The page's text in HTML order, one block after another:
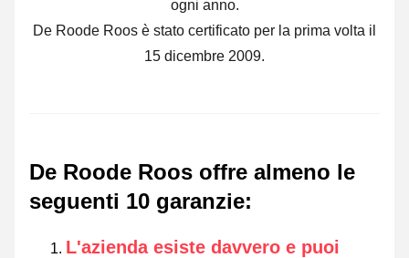
ogni anno.
De Roode Roos è stato certificato per la prima volta il
15 dicembre 2009.
De Roode Roos offre almeno le
seguenti 10 garanzie:
L'azienda esiste davvero e puoi